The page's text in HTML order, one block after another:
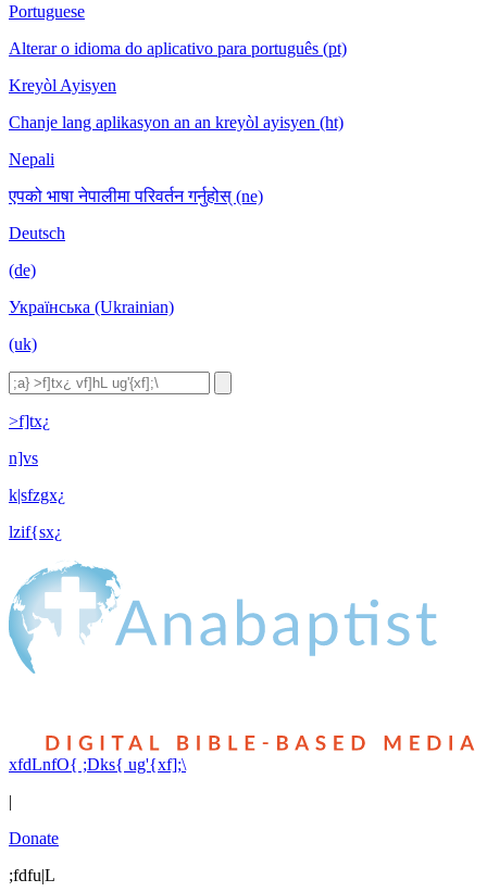
Portuguese
Alterar o idioma do aplicativo para português (pt)
Kreyòl Ayisyen
Chanje lang aplikasyon an an kreyòl ayisyen (ht)
Nepali
एपको भाषा नेपालीमा परिवर्तन गर्नुहोस् (ne)
Deutsch
(de)
Українська (Ukrainian)
(uk)
>f]tx¿
n]vs
k|sfzgx¿
lzif{sx¿
xfdLnfO{ ;Dks{ ug'{xf];\
|
Donate
;fdfu|L